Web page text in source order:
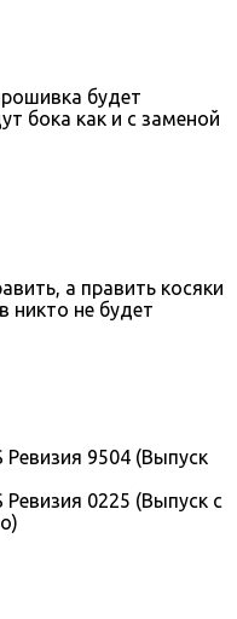
будет
бока как и с заменой
а править косяки
никто не будет
Ревизия 9504 (Выпуск
Ревизия 0225 (Выпуск с